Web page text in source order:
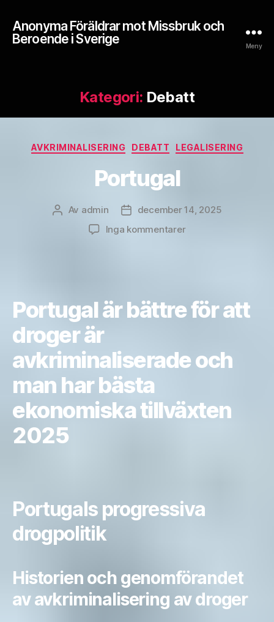
Anonyma Föräldrar mot Missbruk och
Beroende i Sverige
Meny
Kategori: Debatt
Kategorier
AVKRIMINALISERING DEBATT LEGALISERING
Portugal
Inläggsförfattare
Av admin Inläggsdatum
december 14, 2025
Inga kommentarertill
Portugal är bättre för att
droger är
avkriminaliserade och
man har bästa
ekonomiska tillväxten
2025
Portugals progressiva
drogpolitik
Historien och genomförandet
av avkriminalisering av droger